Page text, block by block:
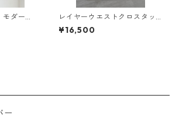
ダール
ー フレ
ット （s
レイヤーウエストクロスタッ
クカーゴpants （set up対
応） 604488 cyantokyo 260
¥16,500
ー